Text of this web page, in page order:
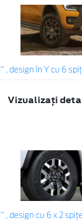
, design în Y cu 6
Vizualizați
, design cu 6 x 2